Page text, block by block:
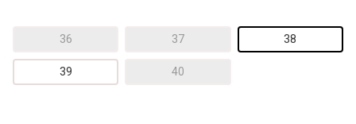
36 37 38
39 40